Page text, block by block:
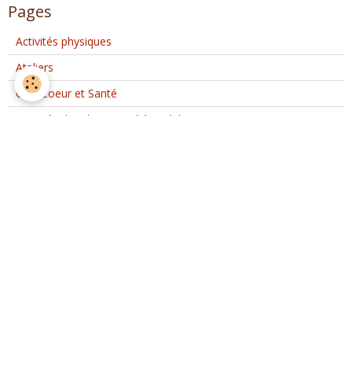
Pages
Activités physiques
Ateliers
Club Coeur et Santé
Activités d'Ateliers Santé à Etréchy